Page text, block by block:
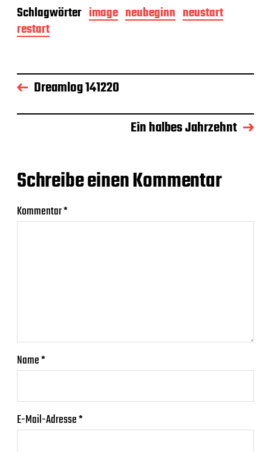
Schlagwörter image neubeginn neustart
restart
Dreamlog 141220
Ein halbes Jahrzehnt
Schreibe einen Kommentar
Kommentar*
Name*
E-Mail-Adresse*